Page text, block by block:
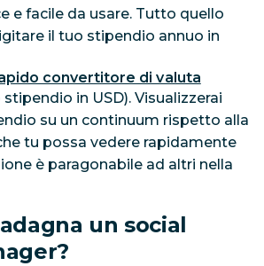
e facile da usare. Tutto quello
il tuo stipendio annuo in
convertitore di valuta
in USD). Visualizzerai
su un continuum rispetto alla
tu possa vedere rapidamente
è paragonabile ad altri nella
un social